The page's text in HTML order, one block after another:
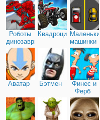
Роботы
динозавры
Квадроциклы
машинки
Аватар Бэтмен
Финес и
Ферб